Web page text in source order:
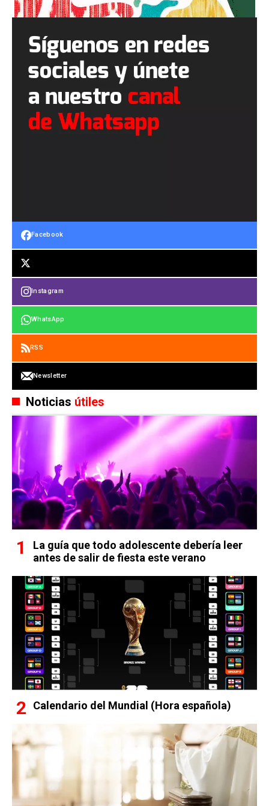
Facebook
Instagram
WhatsApp
RSS
Newsletter
Noticias útiles
La guía que todo adolescente debería leer
antes de salir de fiesta este verano
Calendario del Mundial (Hora española)